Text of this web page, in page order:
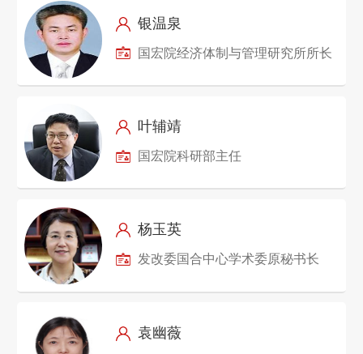
银温泉
国宏院经济体制与管理研究所所长
叶辅靖
国宏院科研部主任
杨玉英
发改委国合中心学术委原秘书长
袁幽薇